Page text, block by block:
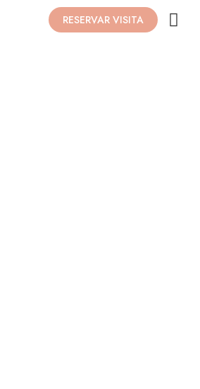
RESERVAR VISITA